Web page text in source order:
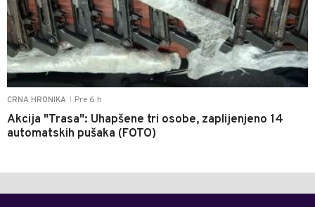
CRNA HRONIKA Pre 6 h
Akcija "Trasa": Uhapšene tri osobe, zaplijenjeno 14
automatskih pušaka (FOTO)